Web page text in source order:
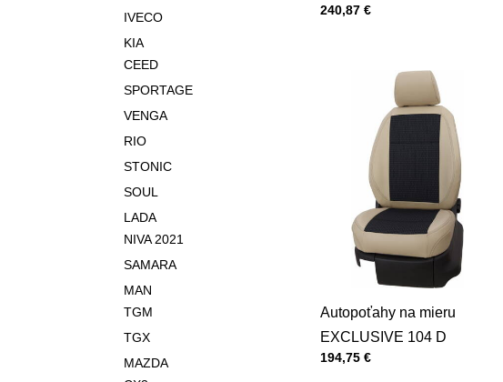
Cena s DPH
240,87 €
Autopoťahy na mieru
EXCLUSIVE 104 D
Cena s DPH
194,75 €
IVECO
KIA
CEED
SPORTAGE
VENGA
RIO
STONIC
SOUL
LADA
NIVA 2021
SAMARA
MAN
TGM
TGX
MAZDA